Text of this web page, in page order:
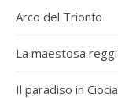
Arco del Trionfo
La maestosa
Il paradiso in